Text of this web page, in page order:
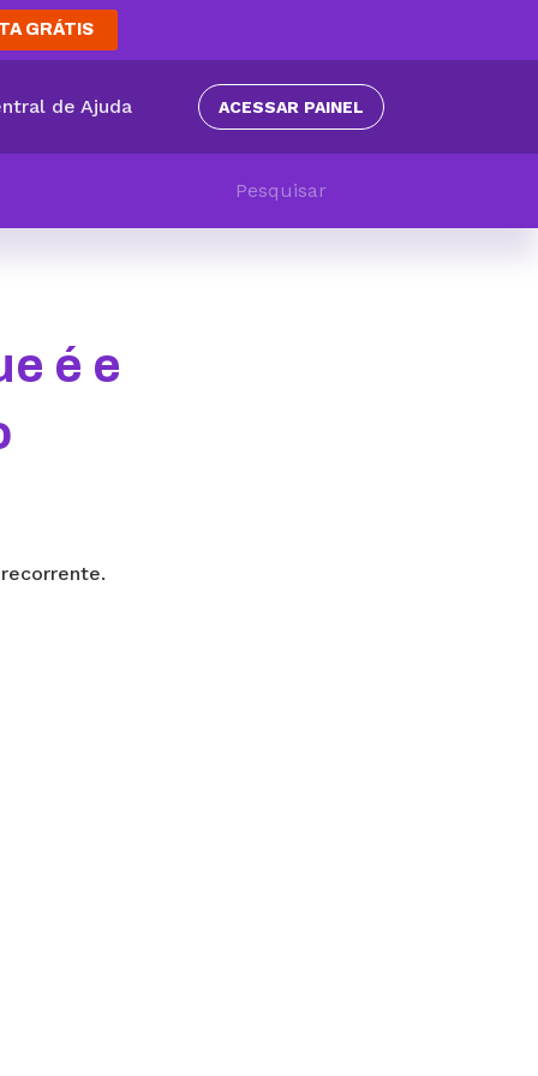
GRÁTIS
de Ajuda ACESSAR PAINEL
é e